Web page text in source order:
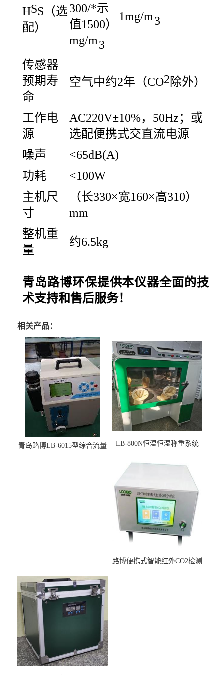
HSS（选
配）
300/*示
值1500）
mg/m3
1mg/m3
传感器
预期寿
命
空气中约2年（CO2除外）
工作电
源
AC220V±10%，50Hz；或
选配便携式交直流电源
噪声
<65dB(A)
功耗
<100W
主机尺
寸
（长330×宽160×高310）
mm
整机重
量
约6.5kg
青岛路博环保提供本仪器全面的技
术支持和售后服务！
相关产品：
青岛路博LB-6015型综合流量
LB-800N恒温恒湿称重系统
路博便携式智能红外CO2检测